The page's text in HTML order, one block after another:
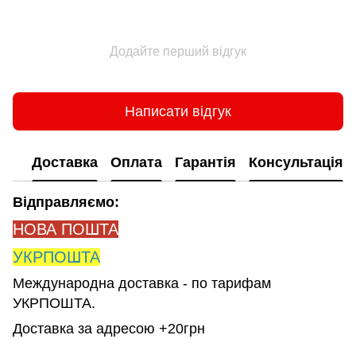
Додайте перший відгук
Написати відгук
Доставка Оплата Гарантія Консультація
Відправляємо:
НОВА ПОШТА
УКРПОШТА
Международна доставка - по тарифам
УКРПОШТА.
Доставка за адресою +20грн